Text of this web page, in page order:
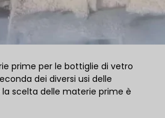
prime per le bottiglie di vetro
dei diversi usi delle
scelta delle materie prime è